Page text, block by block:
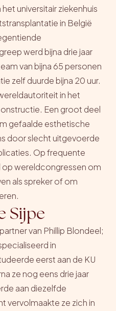
universitair ziekenhuis
in België
werd bijna drie jaar
van bijna 65 personen
zelf duurde bijna 20 uur.
in het
Een groot deel
gefaalde esthetische
door slecht uitgevoerde
Op frequente
op wereldcongressen om
als spreker of om
Sijpe
van Phillip Blondeel;
in
eerst aan de KU
ze nog eens drie jaar
aan diezelfde
vervolmaakte ze zich in